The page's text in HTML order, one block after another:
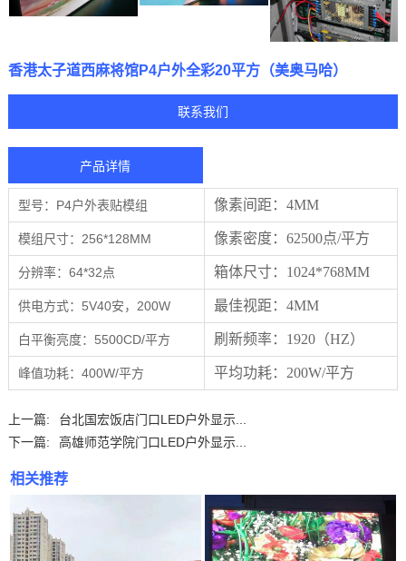
香港太子道西麻将馆P4户外全彩20平方（美奥马哈）
联系我们
产品详情
型号： P4户外表贴模组 像素间距： 4MM
模组尺寸： 256*128MM 像素密度： 62500点/平方
分辨率： 64*32点 箱体尺寸： 1024*768MM
供电方式： 5V40安，200W 最佳视距： 4MM
白平衡亮度： 5500CD/平方 刷新频率： 1920（HZ）
峰值功耗： 400W/平方 平均功耗： 200W/平方
上一篇:
台北国宏饭店门口LED户外显示...
下一篇:
高雄师范学院门口LED户外显示...
相关推荐